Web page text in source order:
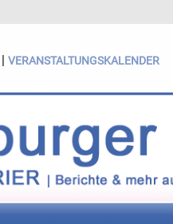
| VERANSTALTUNGSKALENDER